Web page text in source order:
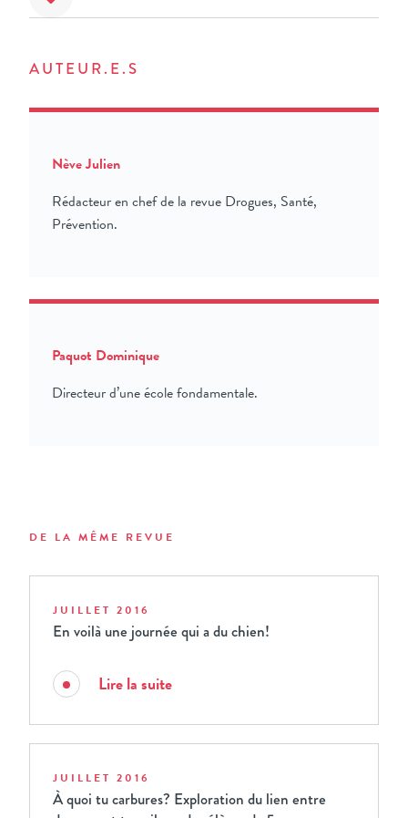
AUTEUR.E.S
Nève Julien
Rédacteur en chef de la revue Drogues, Santé,
Prévention.
Paquot Dominique
Directeur d’une école fondamentale.
DE LA MÊME REVUE
JUILLET 2016
En voilà une journée qui a du chien!
Lire la suite
JUILLET 2016
À quoi tu carbures? Exploration du lien entre